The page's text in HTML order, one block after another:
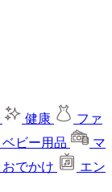
健康
ファ
ベビー用品
マ
おでかけ
エン